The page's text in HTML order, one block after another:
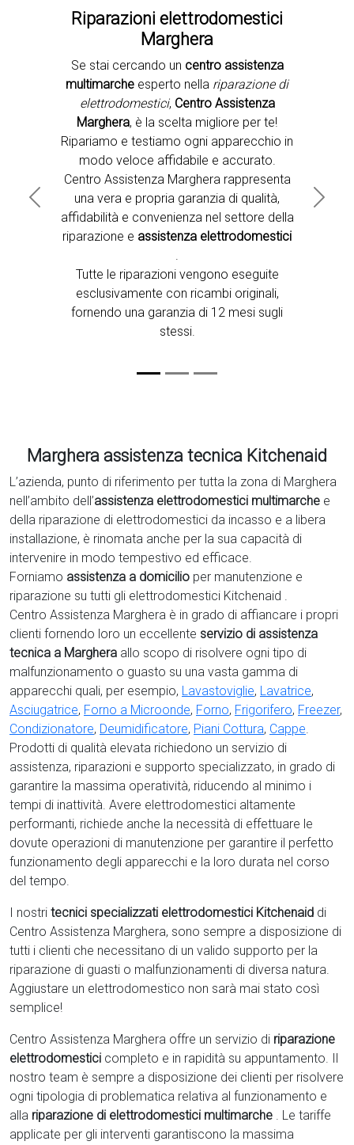
Second slide
Riparazioni elettrodomestici
Marghera
Se stai cercando un centro assistenza
multimarche esperto nella riparazione di
elettrodomestici, Centro Assistenza
Marghera, è la scelta migliore per te!
Ripariamo e testiamo ogni apparecchio in
modo veloce affidabile e accurato.
Centro Assistenza Marghera rappresenta
una vera e propria garanzia di qualità,
affidabilità e convenienza nel settore della
riparazione e assistenza elettrodomestici
.
Tutte le riparazioni vengono eseguite
esclusivamente con ricambi originali,
fornendo una garanzia di 12 mesi sugli
stessi.
Previous Next
Marghera assistenza tecnica Kitchenaid
L’azienda, punto di riferimento per tutta la zona di Marghera
nell’ambito dell’assistenza elettrodomestici multimarche e
della riparazione di elettrodomestici da incasso e a libera
installazione, è rinomata anche per la sua capacità di
intervenire in modo tempestivo ed efficace.
Forniamo assistenza a domicilio per manutenzione e
riparazione su tutti gli elettrodomestici Kitchenaid .
Centro Assistenza Marghera è in grado di affiancare i propri
clienti fornendo loro un eccellente servizio di assistenza
tecnica a Marghera allo scopo di risolvere ogni tipo di
malfunzionamento o guasto su una vasta gamma di
apparecchi quali, per esempio, Lavastoviglie, Lavatrice,
Asciugatrice, Forno a Microonde, Forno, Frigorifero, Freezer,
Condizionatore, Deumidificatore, Piani Cottura, Cappe.
Prodotti di qualità elevata richiedono un servizio di
assistenza, riparazioni e supporto specializzato, in grado di
garantire la massima operatività, riducendo al minimo i
tempi di inattività. Avere elettrodomestici altamente
performanti, richiede anche la necessità di effettuare le
dovute operazioni di manutenzione per garantire il perfetto
funzionamento degli apparecchi e la loro durata nel corso
del tempo.
I nostri tecnici specializzati elettrodomestici Kitchenaid di
Centro Assistenza Marghera, sono sempre a disposizione di
tutti i clienti che necessitano di un valido supporto per la
riparazione di guasti o malfunzionamenti di diversa natura.
Aggiustare un elettrodomestico non sarà mai stato così
semplice!
Centro Assistenza Marghera offre un servizio di riparazione
elettrodomestici completo e in rapidità su appuntamento. Il
nostro team è sempre a disposizione dei clienti per risolvere
ogni tipologia di problematica relativa al funzionamento e
alla riparazione di elettrodomestici multimarche . Le tariffe
applicate per gli interventi garantiscono la massima